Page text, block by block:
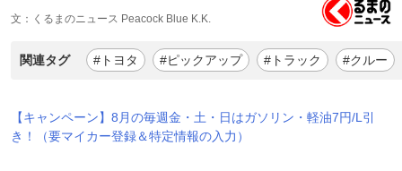
文：くるまのニュース Peacock Blue K.K.
関連タグ #トヨタ #ピックアップ #トラック #クルー
【キャンペーン】8月の毎週金・土・日はガソリン・軽油7円/L引
き！（要マイカー登録＆特定情報の入力）